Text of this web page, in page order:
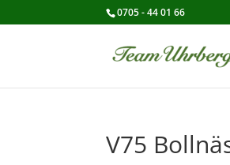
0705 - 44 01 66
V75